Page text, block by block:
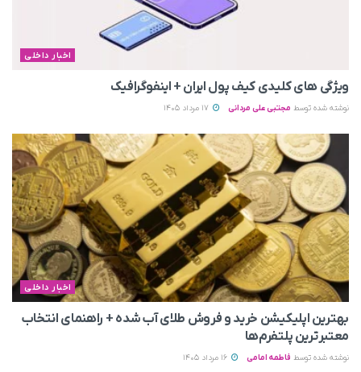
اخبار داخلی
ویژگی های کلیدی کیف پول ایران + اینفوگرافیک
نوشته شده توسط مجتبی علی مردانی
اخبار داخلی
بهترین اپلیکیشن خرید و فروش طلای آب شده + راهنمای انتخاب
معتبرترین پلتفرم‌ها
نوشته شده توسط فاطمه امامی